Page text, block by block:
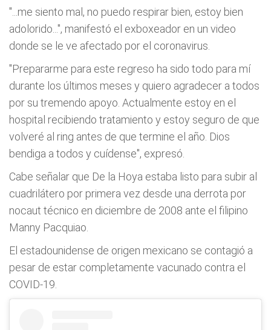
"...me siento mal, no puedo respirar bien, estoy bien
adolorido...", manifestó el exboxeador en un video
donde se le ve afectado por el coronavirus.
"Prepararme para este regreso ha sido todo para mí
durante los últimos meses y quiero agradecer a todos
por su tremendo apoyo. Actualmente estoy en el
hospital recibiendo tratamiento y estoy seguro de que
volveré al ring antes de que termine el año. Dios
bendiga a todos y cuídense", expresó.
Cabe señalar que De la Hoya estaba listo para subir al
cuadrilátero por primera vez desde una derrota por
nocaut técnico en diciembre de 2008 ante el filipino
Manny Pacquiao.
El estadounidense de origen mexicano se contagió a
pesar de estar completamente vacunado contra el
COVID-19.